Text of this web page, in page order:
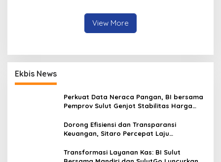
View More
Ekbis News
Perkuat Data Neraca Pangan, BI bersama
Pemprov Sulut Genjot Stabilitas Harga
Dorong Efisiensi dan Transparansi
Keuangan, Sitaro Percepat Laju
Transformasi Layanan Kas: BI Sulut